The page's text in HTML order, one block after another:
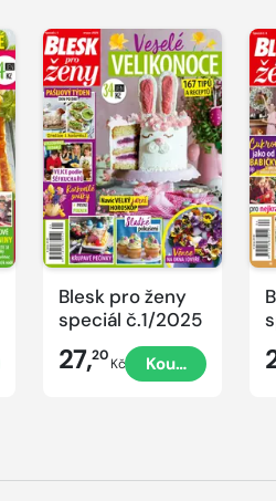
Blesk pro ženy
speciál č.1/2025
27,20Kč Koupit